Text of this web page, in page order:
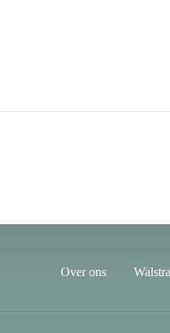
Over ons